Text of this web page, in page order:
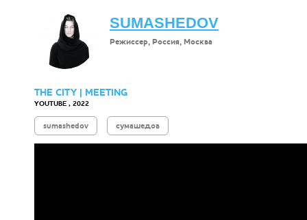
SUМАSHЕDОV
Режиссер, Россия, Москва
THE CITY | MEETING
YOUTUBE , 2022
sumashedov сумашедов